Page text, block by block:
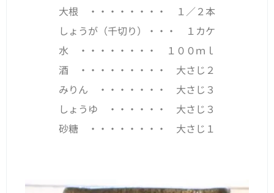
大根 ・・・・・・・・ １／２本
しょうが（千切り）・・・ １カケ
水 ・・・・・・・・ １００ｍｌ
酒 ・・・・・・・・・ 大さじ２
みりん ・・・・・・・ 大さじ３
しょうゆ ・・・・・・ 大さじ３
砂糖 ・・・・・・・・ 大さじ１